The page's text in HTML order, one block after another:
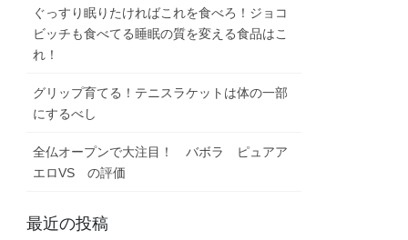
ぐっすり眠りたければこれを食べろ！ジョコ
ビッチも食べてる睡眠の質を変える食品はこ
れ！
グリップ育てる！テニスラケットは体の一部
にするべし
全仏オープンで大注目！ バボラ ピュアア
エロVS の評価
最近の投稿